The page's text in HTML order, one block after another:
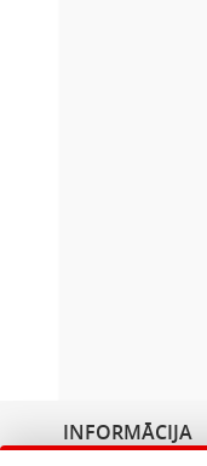
INFORMĀCIJA